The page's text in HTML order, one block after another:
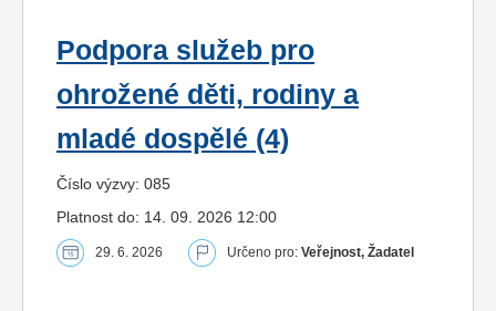
Podpora služeb pro
ohrožené děti, rodiny a
mladé dospělé (4)
Číslo výzvy: 085
Platnost do: 14. 09. 2026 12:00
29. 6. 2026 Určeno pro: Veřejnost, Žadatel